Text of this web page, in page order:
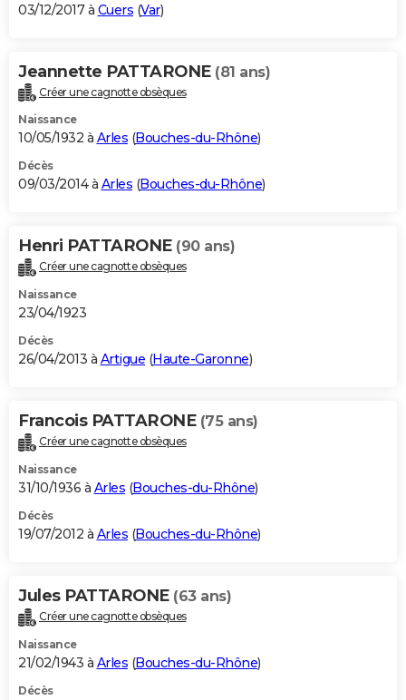
03/12/2017 à Cuers (Var)
Jeannette PATTARONE (81 ans)
Créer une cagnotte obsèques
Naissance
10/05/1932 à Arles (Bouches-du-Rhône)
Décès
09/03/2014 à Arles (Bouches-du-Rhône)
Henri PATTARONE (90 ans)
Créer une cagnotte obsèques
Naissance
23/04/1923
Décès
26/04/2013 à Artigue (Haute-Garonne)
Francois PATTARONE (75 ans)
Créer une cagnotte obsèques
Naissance
31/10/1936 à Arles (Bouches-du-Rhône)
Décès
19/07/2012 à Arles (Bouches-du-Rhône)
Jules PATTARONE (63 ans)
Créer une cagnotte obsèques
Naissance
21/02/1943 à Arles (Bouches-du-Rhône)
Décès